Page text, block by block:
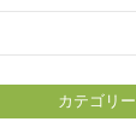
カテゴリー